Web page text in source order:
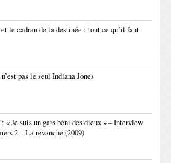
et le cadran de la destinée : tout ce qu’il faut
pas le seul Indiana Jones
« Je suis un gars béni des dieux » – Interview
2 – La revanche (2009)